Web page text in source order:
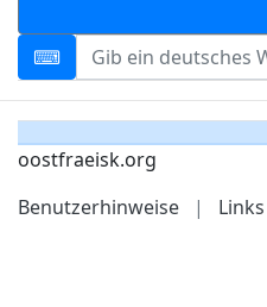
oostfraeisk.org
Benutzerhinweise
| Links